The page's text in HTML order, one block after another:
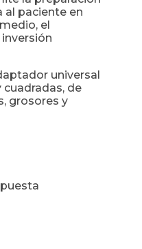
al paciente en
el
universal
de
grosores y